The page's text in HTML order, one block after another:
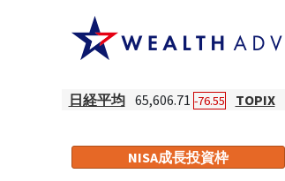
日経平均 65,606.71 -76.55 TOPIX
NISA成長投資枠